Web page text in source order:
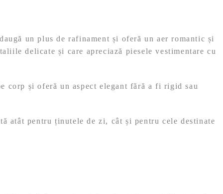
un plus de rafinament și oferă un aer romantic și
delicate și care apreciază piesele vestimentare cu
corp și oferă un aspect elegant fără a fi rigid sau
atât pentru ținutele de zi, cât și pentru cele destinate